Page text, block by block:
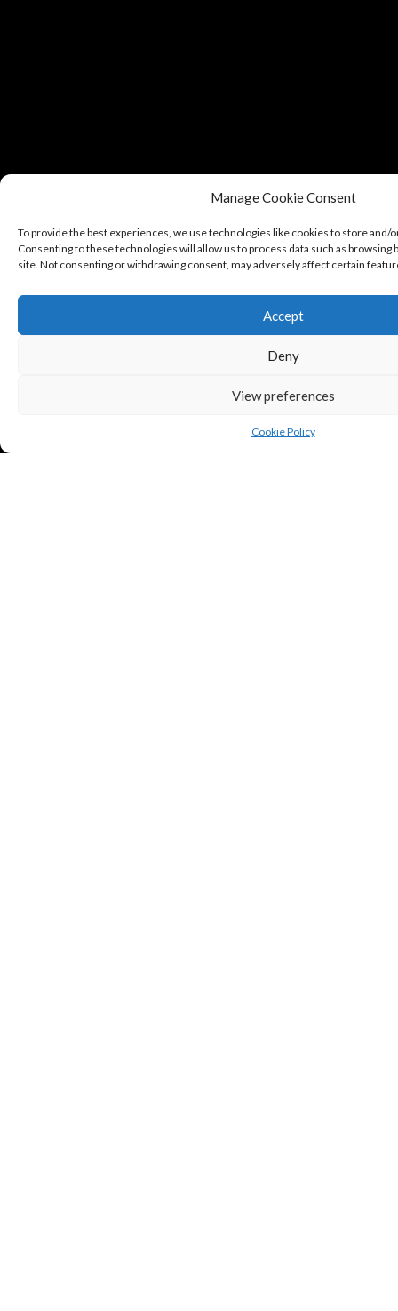
Manage Cookie Consent
To provide the best experiences, we use technologies like cookies to store and/
Consenting to these technologies will allow us to process data such as browsing
site. Not consenting or withdrawing consent, may adversely affect certain
Accept
Deny
View preferences
Cookie Policy